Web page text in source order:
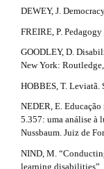
r
a
3
.
c
c
e
s
i
.
a
r
t
i
c
l
DEWEY, J.
FREIRE, P.
GOODLEY, D.
New York:
HOBBES, T. Leviatã.
NEDER, E.
5.357: uma análise à
Nussbaum. Juiz de
NIND, M.
learning disabilities”.